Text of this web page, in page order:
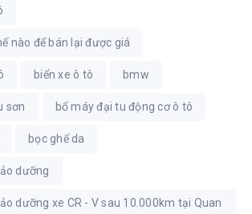
nào để bán lại được giá
biển xe ô tô bmw
sơn bổ máy đại tu động cơ ô tô
bọc ghế da
dưỡng
dưỡng xe CR - V sau 10.000km tại Quan